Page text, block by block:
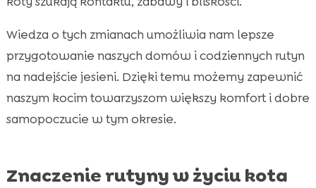
Wiedza o tych zmianach umożliwia nam lepsze
przygotowanie naszych domów i codziennych rutyn
na nadejście jesieni. Dzięki temu możemy zapewnić
naszym kocim towarzyszom większy komfort i dobre
samopoczucie w tym okresie.
Znaczenie rutyny w życiu kota